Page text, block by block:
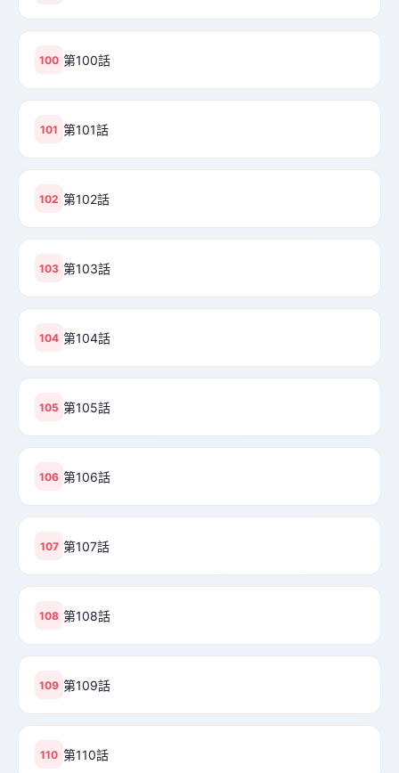
100 第100話
101 第101話
102 第102話
103 第103話
104 第104話
105 第105話
106 第106話
107 第107話
108 第108話
109 第109話
110 第110話